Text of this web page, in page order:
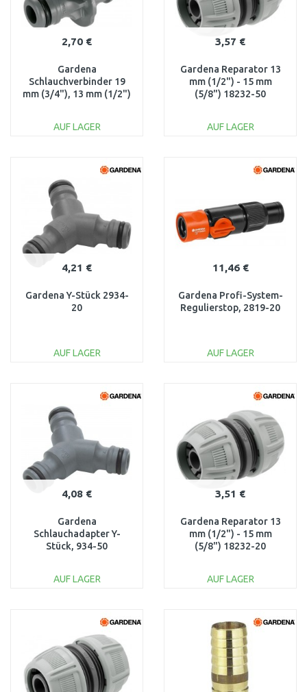
2,70 €
Gardena
Schlauchverbinder 19
mm (3/4"), 13 mm (1/2")
AUF LAGER
Vergleichen
3,57 €
Gardena Reparator 13
mm (1/2") - 15 mm
(5/8") 18232-50
AUF LAGER
4,21 €
Gardena Y-Stück 2934-
20
AUF LAGER
Vergleichen
11,46 €
Gardena Profi-System-
Regulierstop, 2819-20
AUF LAGER
Vergleichen
4,08 €
Gardena
Schlauchadapter Y-
Stück, 934-50
AUF LAGER
Vergleichen
3,51 €
Gardena Reparator 13
mm (1/2") - 15 mm
(5/8") 18232-20
AUF LAGER
Vergleichen